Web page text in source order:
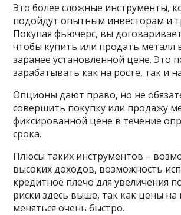
Это более сложные инструменты,
подойдут опытным инвесторам и
Покупая фьючерс, вы
чтобы купить или продать металл
заранее установленной цене. Это
зарабатывать как на росте, так и
Опционы дают право, но не
совершить покупку или продажу
фиксированной цене в течение
срока.
Плюсы таких инструментов –
высоких доходов, возможность
кредитное плечо для увеличения
риски здесь выше, так как цены на
меняться очень быстро.